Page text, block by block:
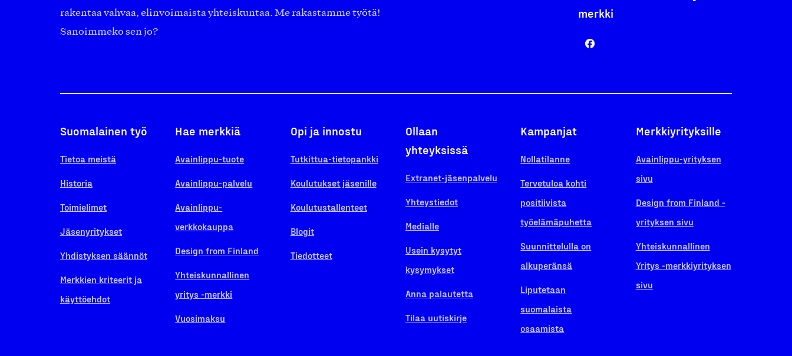
rakentaa vahvaa, elinvoimaista yhteiskuntaa. Me rakastamme työtä!
Sanoimmeko sen jo?
merkki
Suomalainen työ
Tietoa meistä
Historia
Toimielimet
Jäsenyritykset
Yhdistyksen säännöt
Merkkien kriteerit ja
käyttöehdot
Hae merkkiä
Avainlippu-tuote
Avainlippu-palvelu
Avainlippu-
verkkokauppa
Design from Finland
Yhteiskunnallinen
yritys -merkki
Vuosimaksu
Opi ja innostu
Tutkittua-tietopankki
Koulutukset jäsenille
Koulutustallenteet
Blogit
Tiedotteet
Ollaan
yhteyksissä
Extranet-jäsenpalvelu
Yhteystiedot
Medialle
Usein kysytyt
kysymykset
Anna palautetta
Tilaa uutiskirje
Kampanjat
Nollatilanne
Tervetuloa kohti
positiivista
työelämäpuhetta
Suunnittelulla on
alkuperänsä
Liputetaan
suomalaista
osaamista
Merkkiyrityksille
Avainlippu-yrityksen
sivu
Design from Finland -
yrityksen sivu
Yhteiskunnallinen
Yritys -merkkiyrityksen
sivu